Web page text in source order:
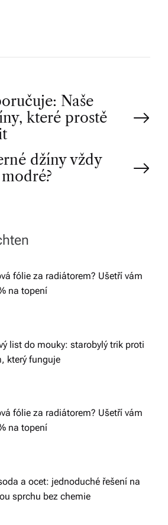
Naše
které prostě
džíny vždy
fólie za radiátorem? Ušetří vám
na topení
list do mouky: starobylý trik proti
který funguje
fólie za radiátorem? Ušetří vám
na topení
a ocet: jednoduché řešení na
sprchu bez chemie